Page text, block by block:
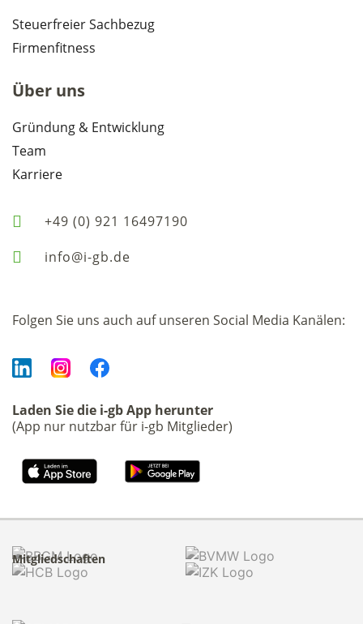
Steuerfreier Sachbezug
Firmenfitness
Über uns
Gründung & Entwicklung
Team
Karriere
+49 (0) 921 16497190
info@i-gb.de
Folgen Sie uns auch auf unseren Social Media Kanälen:
Laden Sie die i-gb App herunter
(App nur nutzbar für i-gb Mitglieder)
Mitgliedschaften